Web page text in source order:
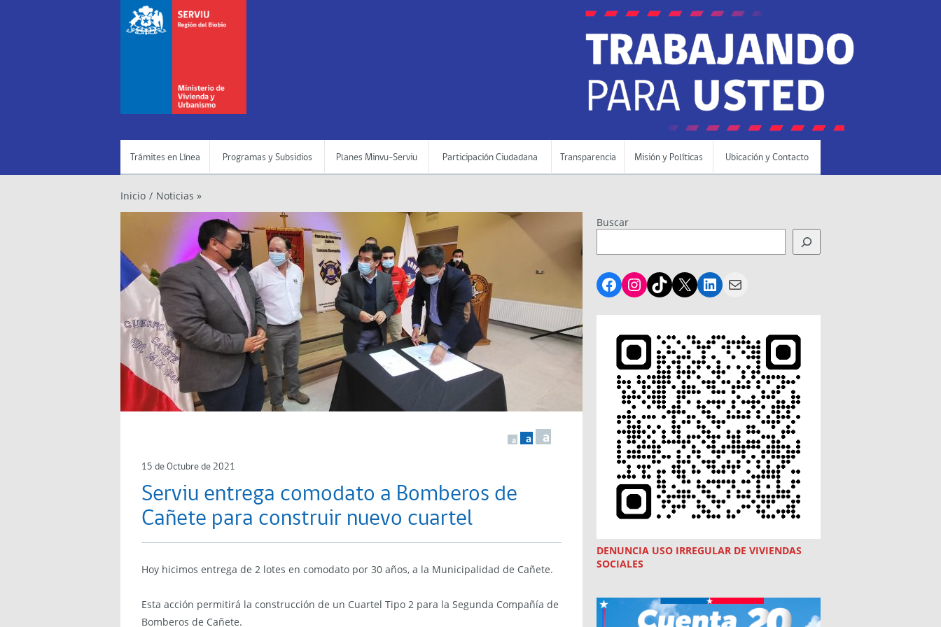
Trámites en Línea Programas y Subsidios Planes Minvu-Serviu Participación Ciudadana Transparencia Misión y Políticas Ubicación y Contacto
Inicio / Noticias »
a a a
15 de Octubre de 2021
Serviu entrega comodato a Bomberos de
Cañete para construir nuevo cuartel
Hoy hicimos entrega de 2 lotes en comodato por 30 años, a la Municipalidad de Cañete.⁣
Esta acción permitirá la construcción de un Cuartel Tipo 2 para la Segunda Compañía de
Bomberos de Cañete.⁣
Buscar
Facebook
Instagram
TikTok
X LinkedIn
Mail
DENUNCIA USO IRREGULAR DE VIVIENDAS
SOCIALES